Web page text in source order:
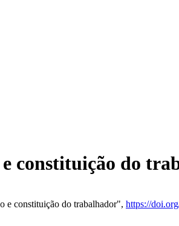
constituição do
e constituição do trabalhador", https://